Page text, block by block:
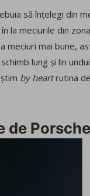
să înțelegi din
la meciurile din
meciuri mai bune,
lung și lin
by heartrutina
de